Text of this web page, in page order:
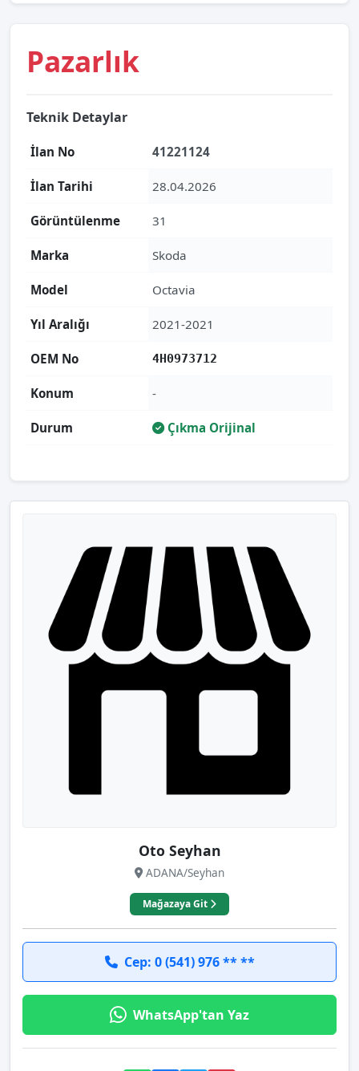
Pazarlık
Teknik Detaylar
İlan No 41221124
İlan Tarihi 28.04.2026
Görüntülenme 31
Marka Skoda
Model Octavia
Yıl Aralığı 2021-2021
OEM No 4H0973712
Konum -
Durum Çıkma Orijinal
Oto Seyhan
ADANA/Seyhan
Mağazaya Git
Cep: 0 (541) 976 ** **
WhatsApp'tan Yaz